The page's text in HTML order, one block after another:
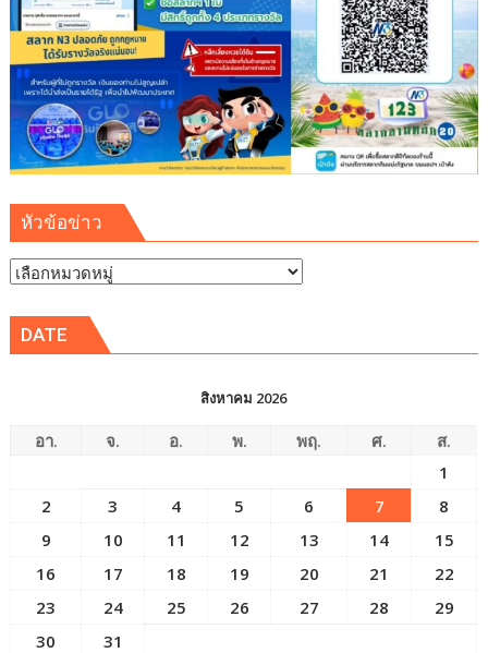
เยาวชน
จัดการ
สิ่ง
แวดล้อม
ปลอดภัย
ยั่งยืน
หัวข้อข่าว
หัวข้อ
DATE
สิงหาคม 2026
อา. จ. อ. พ. พฤ. ศ.
ส.
1
2
3 4 5 6 7
8
9
10 11 12 13 14
15
16
17 18 19 20 21
22
23
24 25 26 27 28
29
30
31